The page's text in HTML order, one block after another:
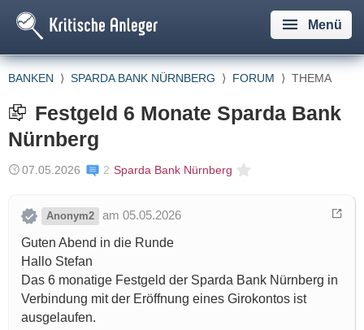
Menü
BANKEN ⟩ SPARDA BANK NÜRNBERG ⟩ FORUM ⟩ THEMA
Festgeld 6 Monate Sparda Bank
Nürnberg
07.05.2026 2 Sparda Bank Nürnberg
Anonym2
am 05.05.2026
Guten Abend in die Runde
Hallo Stefan
Das 6 monatige Festgeld der Sparda Bank Nürnberg in
Verbindung mit der Eröffnung eines Girokontos ist
ausgelaufen.